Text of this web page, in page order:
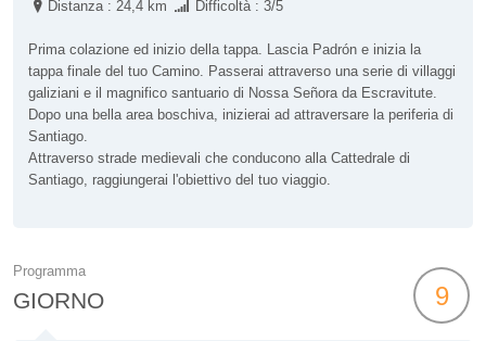
Distanza : 24,4 km Difficoltà : 3/5
Prima colazione ed inizio della tappa. Lascia Padrón e inizia la
tappa finale del tuo Camino. Passerai attraverso una serie di villaggi
galiziani e il magnifico santuario di Nossa Señora da Escravitute.
Dopo una bella area boschiva, inizierai ad attraversare la periferia di
Santiago.
Attraverso strade medievali che conducono alla Cattedrale di
Santiago, raggiungerai l'obiettivo del tuo viaggio.
Programma
GIORNO 9